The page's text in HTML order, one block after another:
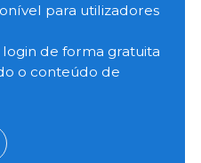
nas siglas em inglês),
Innovation Solutions e a
realizou um estudo
de abastecimento
e analisar como possíveis
dos EUA. Os resultados
a estes nutrientes
para utilizadores
de forma gratuita
o conteúdo de